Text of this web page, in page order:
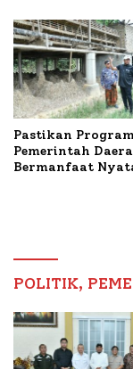
Pastikan
Pemerintah
Bermanfaat
POLITIK,